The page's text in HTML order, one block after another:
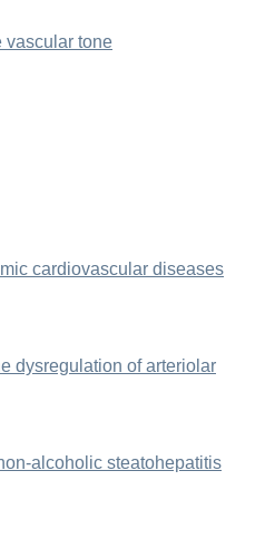
vascular tone
cardiovascular diseases
dysregulation of arteriolar
alcoholic steatohepatitis